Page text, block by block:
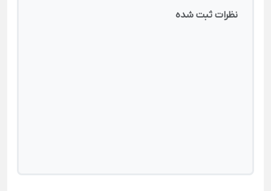
نظرات ثبت شده